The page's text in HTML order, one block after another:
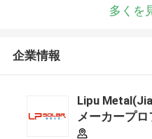
多くを
企業情報
Lipu
メーカープ